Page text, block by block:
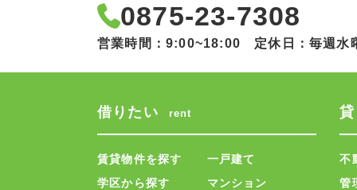
0875-23-7308
営業時間：9:00~18:00 定休日：毎週水
借りたい rent
賃貸物件を探す
学区から探す
一戸建て
マンション
不
管